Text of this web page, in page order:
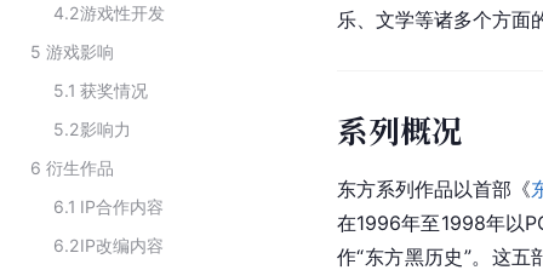
4.2游戏性开发
5 游戏影响
5.1 获奖情况
5.2影响力
6 衍生作品
6.1 IP合作内容
6.2IP改编内容
乐、文学等诸多个方面
系列概况
东方系列作品以首部《
在1996年至1998年以
作“东方黑历史”。这